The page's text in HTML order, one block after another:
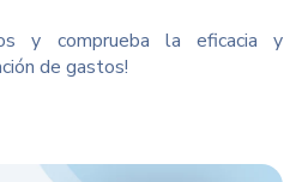
y comprueba la eficacia y
de gastos!